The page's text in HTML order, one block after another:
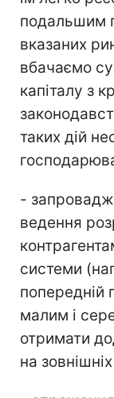
подальшим
вказаних
вбачаємо
капіталу з
таких дій
-
ведення
системи
попередній
малим і
отримати
на